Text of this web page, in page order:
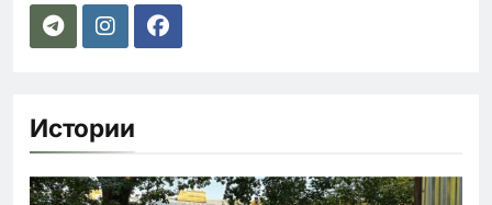
Истории